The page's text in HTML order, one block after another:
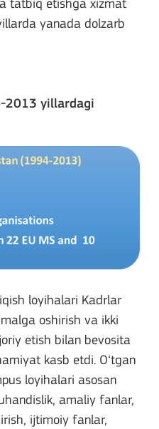
tatbiq etishga xizmat
yanada dolzarb
2013 yillardagi
loyihalari Kadrlar
oshirish va ikki
etish bilan bevosita
kasb etdi. O‘tgan
loyihalari asosan
amaliy fanlar,
ijtimoiy fanlar,